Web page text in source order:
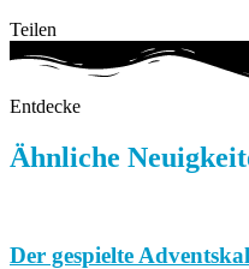
Teilen
Entdecke
Ähnliche
Der gespielte